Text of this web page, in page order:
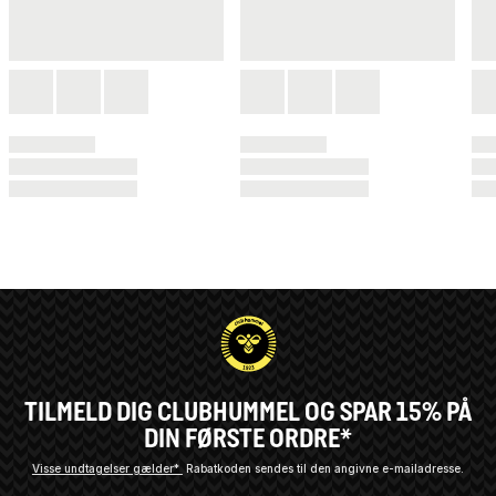
TILMELD DIG CLUBHUMMEL OG SPAR 15% PÅ
DIN FØRSTE ORDRE*
Visse undtagelser gælder* Rabatkoden sendes til den angivne e-mailadresse.